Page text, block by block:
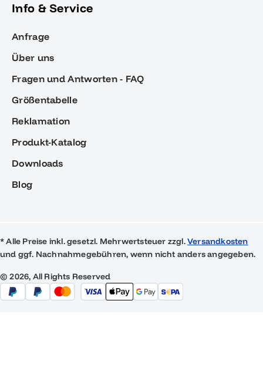
Info & Service
Anfrage
Über uns
Fragen und Antworten - FAQ
Größentabelle
Reklamation
Produkt-Katalog
Downloads
Blog
* Alle Preise inkl. gesetzl. Mehrwertsteuer zzgl.Versandkosten
und ggf. Nachnahmegebühren, wenn nicht anders angegeben.
© 2026, All Rights Reserved